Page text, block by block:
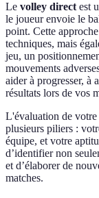
Le volley directest
le joueur envoie le
point. Cette
techniques, mais
jeu, un
mouvements
aider à progresser, à
résultats lors de vos
L'évaluation de
plusieurs piliers :
équipe, et votre
d’identifier non
et d’élaborer de
matches.